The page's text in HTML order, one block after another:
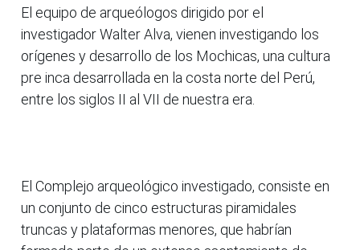
El equipo de arqueólogos dirigido por el
investigador Walter Alva, vienen investigando los
orígenes y desarrollo de los Mochicas, una cultura
pre inca desarrollada en la costa norte del Perú,
entre los siglos II al VII de nuestra era.
El Complejo arqueológico investigado, consiste en
un conjunto de cinco estructuras piramidales
truncas y plataformas menores, que habrían